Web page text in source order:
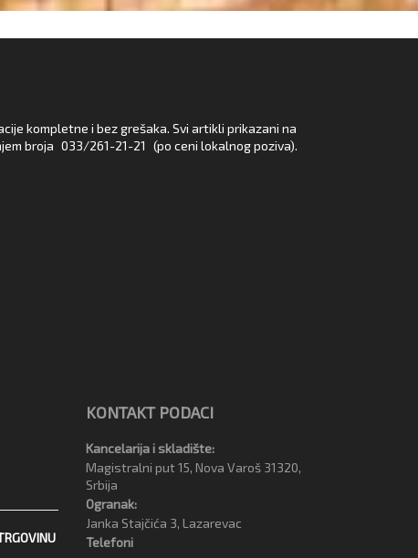
kompletne i bez grešaka. Svi artikli prikazani na
broja 033/261-21-21 (po ceni lokalnog poziva).
KONTAKT PODACI
Kancelarija i skladište:
Magistralni put 15, Nova Varoš 31320,
Srbija
Ogranak:
Janka Stajčića 3, Lazarevac
Telefoni